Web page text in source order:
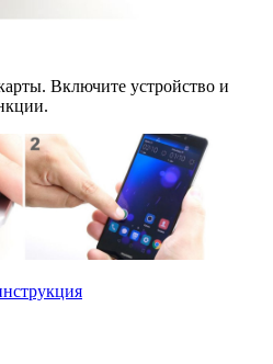
Включите устройство и